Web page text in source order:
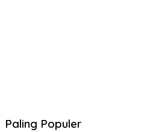
Paling Populer